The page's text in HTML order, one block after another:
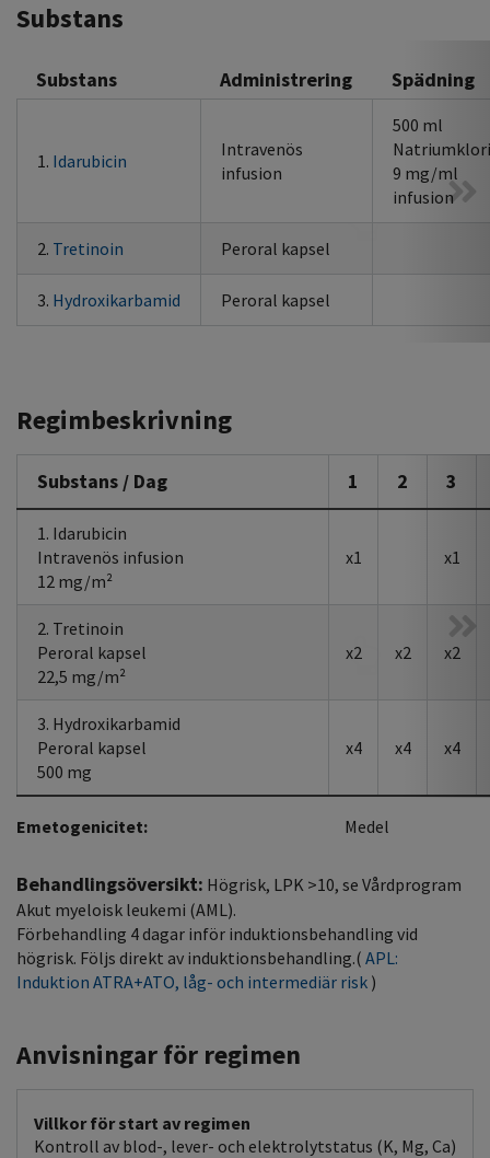
Substans
Substans Administrering Spädning
1. Idarubicin
Intravenös
infusion
500 ml
9 mg/ml
infusion
2. Tretinoin Peroral kapsel
3. Hydroxikarbamid Peroral kapsel
Regimbeskrivning
Substans / Dag 1 2 3
1. Idarubicin
Intravenös infusion
12 mg/m²
x1 x1
2. Tretinoin
Peroral kapsel
22,5 mg/m²
x2 x2 x2
3. Hydroxikarbamid
Peroral kapsel
500 mg
x4 x4 x4
Emetogenicitet: Medel
Behandlingsöversikt: Högrisk, LPK >10, se Vårdprogram
Akut myeloisk leukemi (AML).
Förbehandling 4 dagar inför induktionsbehandling vid
högrisk. Följs direkt av induktionsbehandling.( APL:
Induktion ATRA+ATO, låg- och intermediär risk )
Anvisningar för regimen
Villkor för start av regimen
Kontroll av blod-, lever- och elektrolytstatus (K, Mg, Ca)